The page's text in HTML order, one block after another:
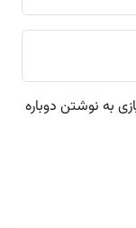
به نوشتن دوباره